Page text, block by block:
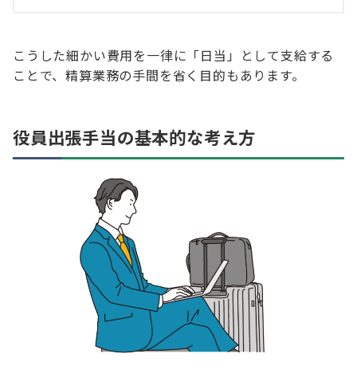
こうした細かい費用を一律に「日当」として支給する
ことで、精算業務の手間を省く目的もあります。
役員出張手当の基本的な考え方